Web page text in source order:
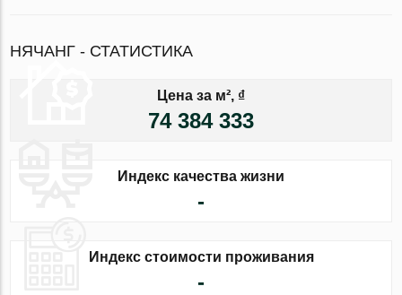
НЯЧАНГ - СТАТИСТИКА
Цена за м², ₫
74 384 333
Индекс качества жизни
-
Индекс стоимости проживания
-